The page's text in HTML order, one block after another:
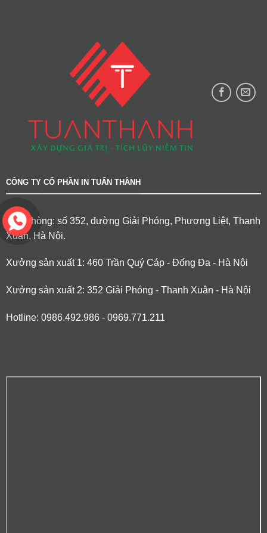
CÔNG TY CỔ PHẦN IN TUẤN THÀNH
Văn phòng: số 352, đường Giải Phóng, Phương Liệt, Thanh
Xuân, Hà Nội.
Xưởng sản xuất 1: 460 Trần Quý Cáp - Đống Đa - Hà Nội
Xưởng sản xuất 2: 352 Giải Phóng - Thanh Xuân - Hà Nội
Hotline: 0986.492.986 - 0969.771.211